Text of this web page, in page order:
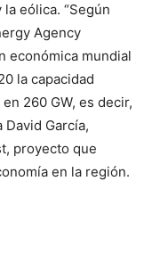
eólica. “Según
Agency
económica mundial
la capacidad
260 GW, es decir,
David García,
proyecto que
en la región.